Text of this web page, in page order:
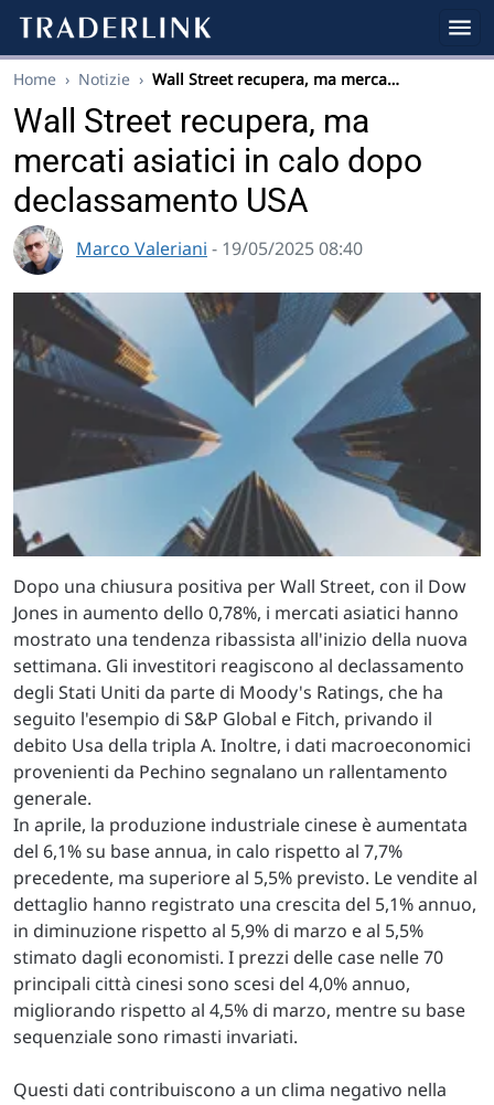
Home › Notizie › Wall Street recupera, ma merca…
Wall Street recupera, ma
mercati asiatici in calo dopo
declassamento USA
Marco Valeriani - 19/05/2025 08:40
Dopo una chiusura positiva per Wall Street, con il Dow
Jones in aumento dello 0,78%, i mercati asiatici hanno
mostrato una tendenza ribassista all'inizio della nuova
settimana. Gli investitori reagiscono al declassamento
degli Stati Uniti da parte di Moody's Ratings, che ha
seguito l'esempio di S&P Global e Fitch, privando il
debito Usa della tripla A. Inoltre, i dati macroeconomici
provenienti da Pechino segnalano un rallentamento
generale.
In aprile, la produzione industriale cinese è aumentata
del 6,1% su base annua, in calo rispetto al 7,7%
precedente, ma superiore al 5,5% previsto. Le vendite al
dettaglio hanno registrato una crescita del 5,1% annuo,
in diminuzione rispetto al 5,9% di marzo e al 5,5%
stimato dagli economisti. I prezzi delle case nelle 70
principali città cinesi sono scesi del 4,0% annuo,
migliorando rispetto al 4,5% di marzo, mentre su base
sequenziale sono rimasti invariati.
Questi dati contribuiscono a un clima negativo nella